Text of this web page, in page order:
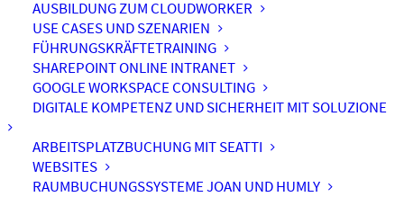
AUSBILDUNG ZUM CLOUDWORKER
USE CASES UND SZENARIEN
FÜHRUNGSKRÄFTETRAINING
SHAREPOINT ONLINE INTRANET
GOOGLE WORKSPACE CONSULTING
DIGITALE KOMPETENZ UND SICHERHEIT MIT SOLUZIONE
ARBEITSPLATZBUCHUNG MIT SEATTI
WEBSITES
RAUMBUCHUNGSSYSTEME JOAN UND HUMLY